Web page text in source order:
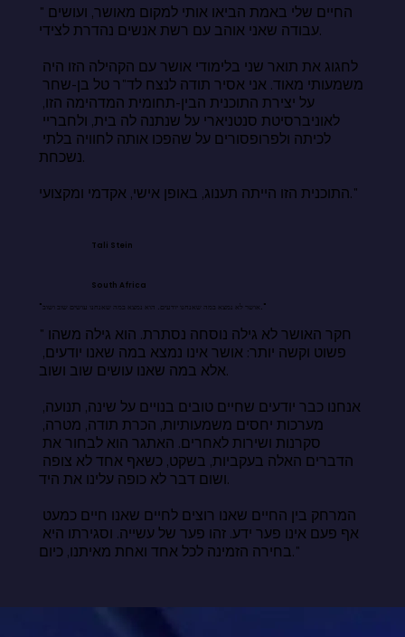
"החיים שלי באמת הביאו אותי למקום מאושר, ועושים
עבודה שאני אוהב עם רשת אנשים נהדרת לצידי.
משמעותי מאוד. אני אסיר תודה לנצח לד"ר טל בן-שחר
נשכחת.
התוכנית הזו הייתה תענוג, באופן אישי, אקדמי ומקצועי."
Tali Stein
South Africa
"אושר לא נמצא במה שאנחנו יודעים. הוא נמצא במה שאנחנו עושים שוב ושוב."
"חקר האושר לא גילה נוסחה נסתרת. הוא גילה משהו
אלא במה שאנו עושים שוב ושוב.
ושום דבר לא כופה עלינו את היד.
בחירה הזמינה לכל אחד ואחת מאיתנו, כיום."